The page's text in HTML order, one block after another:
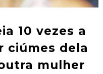
10 vezes a
ciúmes dela
mulher